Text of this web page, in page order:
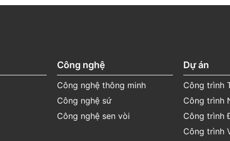
thời gian bảo hành cụ
Công nghệ
Công nghệ thông minh
Công nghệ sứ
Công nghệ sen vòi
Dự án
Công trình
Công trình
Công trình
Công trình